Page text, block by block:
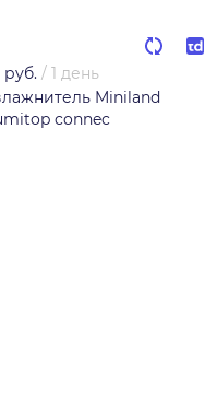
руб. / 1 день
Miniland
connec